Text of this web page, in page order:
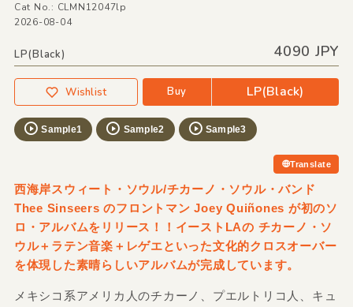
Cat No.: CLMN12047lp
2026-08-04
LP(Black) 4090 JPY
Wishlist Buy LP(Black)
Sample1 Sample2 Sample3
Translate
西海岸スウィート・ソウル/チカーノ・ソウル・バンド
Thee Sinseers のフロントマン Joey Quiñones が初のソ
ロ・アルバムをリリース！！イーストLAの チカーノ・ソ
ウル＋ラテン音楽＋レゲエといった文化的クロスオーバー
を体現した素晴らしいアルバムが完成しています。
メキシコ系アメリカ人のチカーノ、プエルトリコ人、キュ